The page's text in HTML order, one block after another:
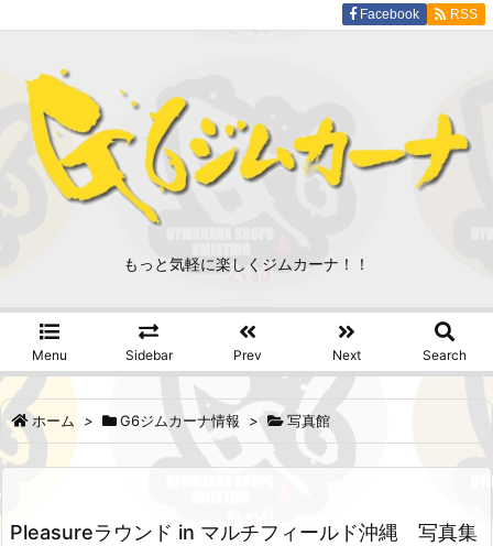
もっと気軽に楽しくジムカーナ！！
Menu Sidebar Prev Next Search
Facebook RSS
ホーム > G6ジムカーナ情報 > 写真館
Pleasureラウンド in マルチフィールド沖縄 写真集